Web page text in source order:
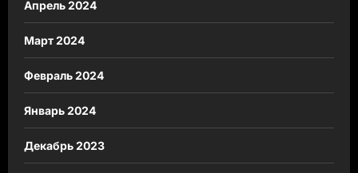
Апрель 2024
Март 2024
Февраль 2024
Январь 2024
Декабрь 2023